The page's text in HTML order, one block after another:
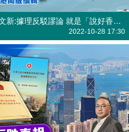
【短片】【有聲專欄】梁文新:據理反駁謬論 就是「說好香港故事」
2022-10-28 17:30